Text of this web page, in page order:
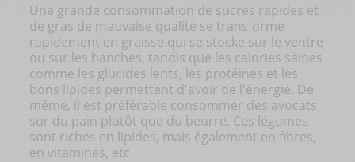
Une grande consommation de sucres rapides et
de gras de mauvaise qualité se transforme
rapidement en graisse qui se stocke sur le ventre
ou sur les hanches, tandis que les calories saines
comme les glucides lents, les protéines et les
bons lipides permettent d'avoir de l'énergie. De
même, il est préférable consommer des avocats
sur du pain plutôt que du beurre. Ces légumes
sont riches en lipides, mais également en fibres,
en vitamines, etc.